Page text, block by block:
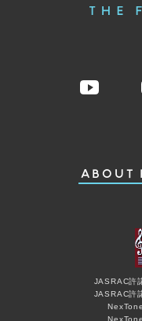
ABOUT
JASRAC許
JASRAC許